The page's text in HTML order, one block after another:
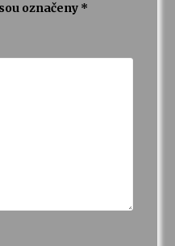
označeny *